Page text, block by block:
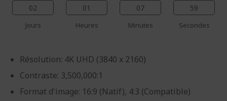
02
Jours
01
Heures
07
Minutes
59
Secondes
Résolution: 4K UHD (3840 x 2160)
Contraste: 3,500,000:1
Format d'image: 16:9 (Natif), 4:3 (Compatible)